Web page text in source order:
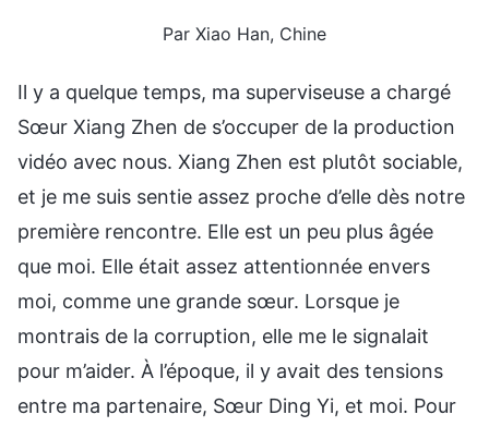
Par Xiao Han, Chine
Il y a quelque temps, ma superviseuse a chargé
Sœur Xiang Zhen de s’occuper de la production
vidéo avec nous. Xiang Zhen est plutôt sociable,
et je me suis sentie assez proche d’elle dès notre
première rencontre. Elle est un peu plus âgée
que moi. Elle était assez attentionnée envers
moi, comme une grande sœur. Lorsque je
montrais de la corruption, elle me le signalait
pour m’aider. À l’époque, il y avait des tensions
entre ma partenaire, Sœur Ding Yi, et moi. Pour